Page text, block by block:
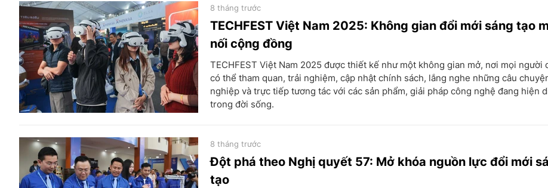
TECHFEST Việt Nam 2025: Không gian đổi mới sáng tạo
nối cộng đồng
8 tháng trước
TECHFEST Việt Nam 2025 được thiết kế như một không gian mở, nơi mọi người
có thể tham quan, trải nghiệm, cập nhật chính sách, lắng nghe những câu
nghiệp và trực tiếp tương tác với các sản phẩm, giải pháp công nghệ đang hiện
trong đời sống.
Đột phá theo Nghị quyết 57: Mở khóa nguồn lực đổi mới
tạo
8 tháng trước